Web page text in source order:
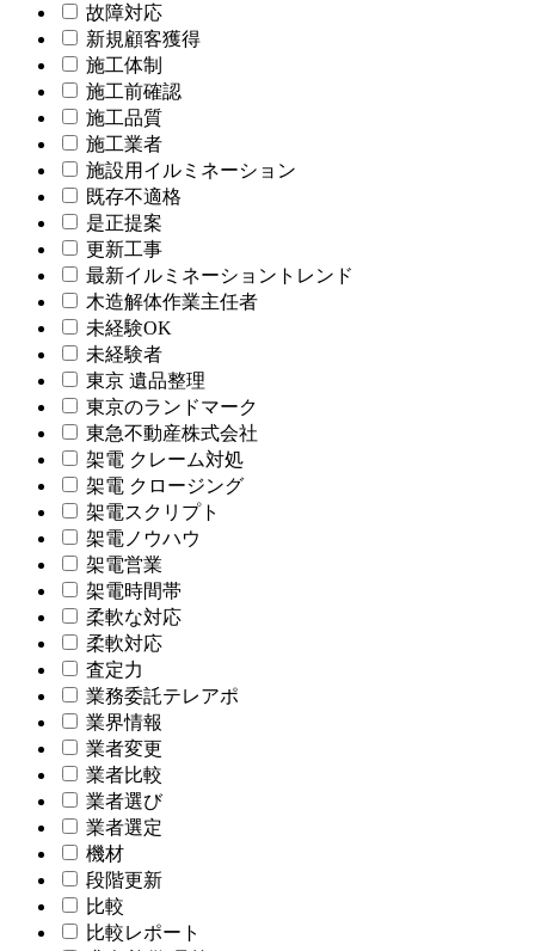
故障対応
新規顧客獲得
施工体制
施工前確認
施工品質
施工業者
施設用イルミネーション
既存不適格
是正提案
更新工事
最新イルミネーショントレンド
木造解体作業主任者
未経験OK
未経験者
東京 遺品整理
東京のランドマーク
東急不動産株式会社
架電 クレーム対処
架電 クロージング
架電スクリプト
架電ノウハウ
架電営業
架電時間帯
柔軟な対応
柔軟対応
査定力
業務委託テレアポ
業界情報
業者変更
業者比較
業者選び
業者選定
機材
段階更新
比較
比較レポート